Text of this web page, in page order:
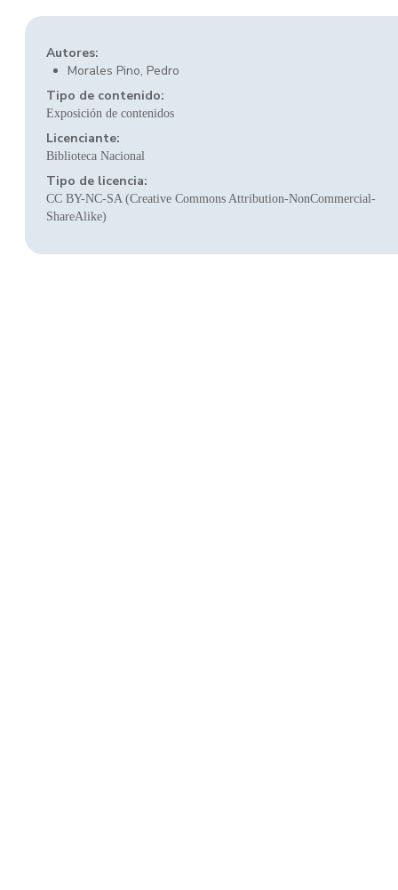
Autores:
Morales Pino, Pedro
Tipo de contenido:
Exposición de contenidos
Licenciante:
Biblioteca Nacional
Tipo de licencia:
CC BY-NC-SA (Creative Commons Attribution-NonCommercial-
ShareAlike)